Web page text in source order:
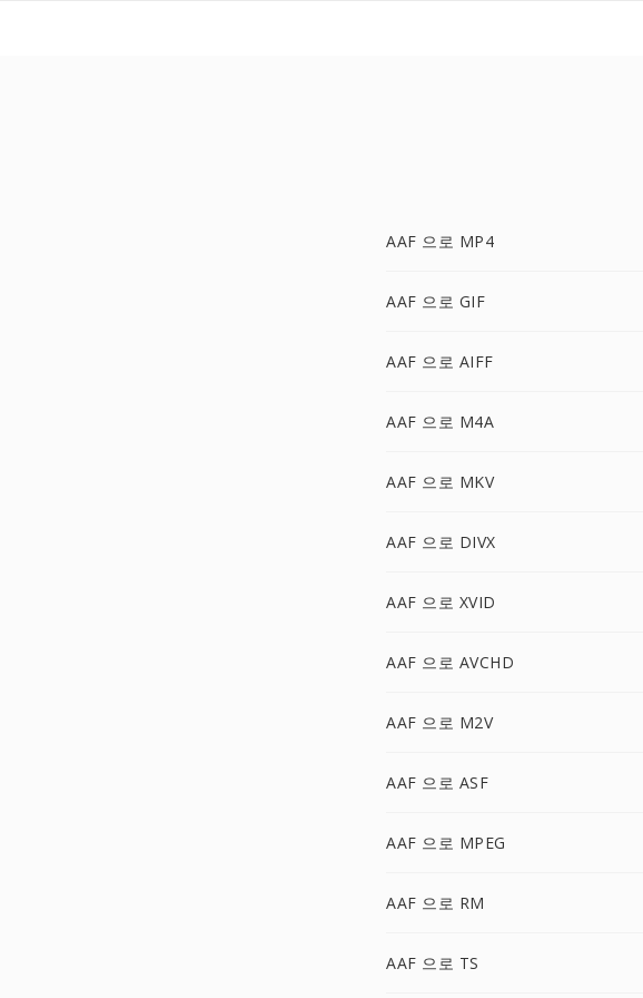
AAF 으로 MP4
AAF 으로 GIF
AAF 으로 AIFF
AAF 으로 M4A
AAF 으로 MKV
AAF 으로 DIVX
AAF 으로 XVID
AAF 으로 AVCHD
AAF 으로 M2V
AAF 으로 ASF
AAF 으로 MPEG
AAF 으로 RM
AAF 으로 TS